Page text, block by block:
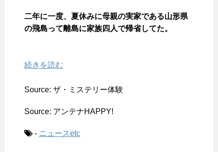
二年に一度、夏休みに母親の実家である山形県
の飛島って離島に家族四人で帰省してた。
続きを読む
Source: ザ・ミステリー体験
Source: アンテナHAPPY!
- ニュースetc